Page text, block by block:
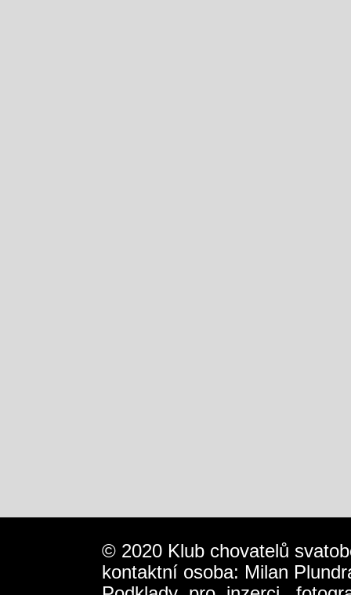
© 2020 Klub chovatelů
kontaktní osoba: Milan